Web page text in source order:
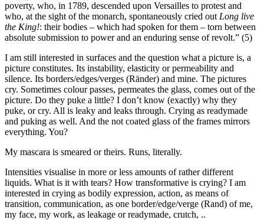
poverty, who, in 1789, descended upon Versailles to protest and
who, at the sight of the monarch, spontaneously cried out Long live
the King!: their bodies – which had spoken for them – torn between
absolute submission to power and an enduring sense of revolt.” (5)
I am still interested in surfaces and the question what a picture is, a
picture constitutes. Its instability, elasticity or permeability and
silence. Its borders/edges/verges (Ränder) and mine. The pictures
cry. Sometimes colour passes, permeates the glass, comes out of the
picture. Do they puke a little? I don’t know (exactly) why they
puke, or cry. All is leaky and leaks through. Crying as readymade
and puking as well. And the not coated glass of the frames mirrors
everything. You?
My mascara is smeared or theirs. Runs, literally.
Intensities visualise in more or less amounts of rather different
liquids. What is it with tears? How transformative is crying? I am
interested in crying as bodily expression, action, as means of
transition, communication, as one border/edge/verge (Rand) of me,
my face, my work, as leakage or readymade, crutch, ..